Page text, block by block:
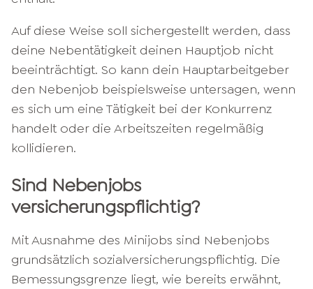
Auf diese Weise soll sichergestellt werden, dass
deine Nebentätigkeit deinen Hauptjob nicht
beeinträchtigt. So kann dein Hauptarbeitgeber
den Nebenjob beispielsweise untersagen, wenn
es sich um eine Tätigkeit bei der Konkurrenz
handelt oder die Arbeitszeiten regelmäßig
kollidieren.
Sind Nebenjobs
versicherungspflichtig?
Mit Ausnahme des Minijobs sind Nebenjobs
grundsätzlich sozialversicherungspflichtig. Die
Bemessungsgrenze liegt, wie bereits erwähnt,